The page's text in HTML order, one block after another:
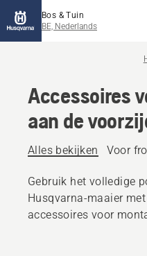
Bos & Tuin
BE, Nederlands
Accessoires
aan de
Alles bekijken Voor
Gebruik het volledige
Husqvarna-maaier
accessoires voor